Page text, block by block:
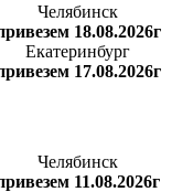
Челябинск
18.08.2026г
Екатеринбург
17.08.2026г
Челябинск
11.08.2026г